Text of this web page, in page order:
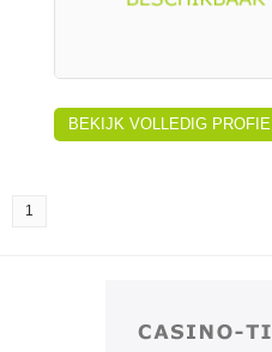
BEKIJK VOLLEDIG PROFIEL
1